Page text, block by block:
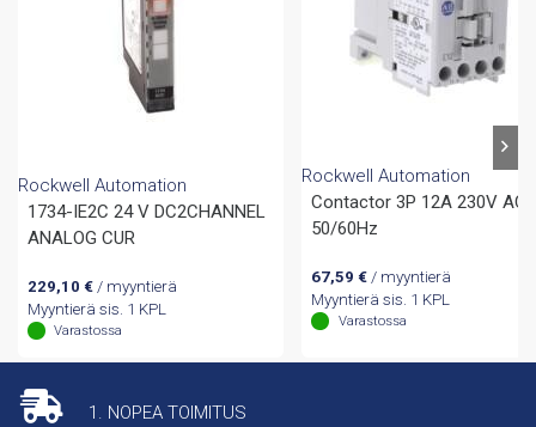
Rockwell Automation
1734-IE2C 24 V DC2CHANNEL
ANALOG CUR
229,10 €/ myyntierä
Myyntierä sis. 1 KPL
Varastossa
Rockwell Automation
Contactor 3P 12A 230V AC
50/60Hz
67,59 € / myyntierä
Myyntierä sis. 1 KPL
Varastossa
1. NOPEA TOIMITUS